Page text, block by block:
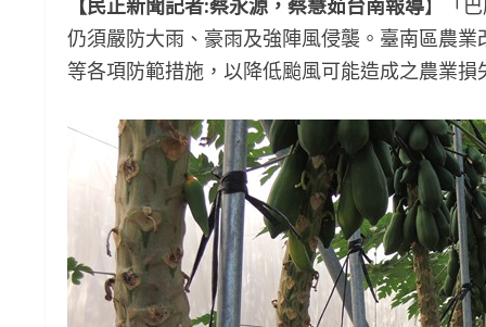
【民正新聞記者:蔡永源，蔡慧茹台南報導】「
仍須嚴防大雨、豪雨及強陣風侵襲。臺南區農
等各項防範措施，以降低颱風可能造成之農業損